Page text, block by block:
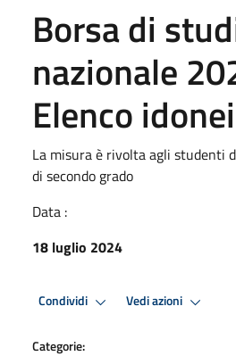
Borsa di
nazionale
Elenco idonei
La misura è rivolta agli studenti
di secondo grado
Data :
18 luglio 2024
Condividi Vedi azioni
Categorie: